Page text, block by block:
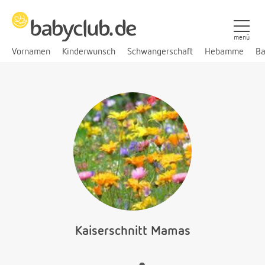
Vornamen Kinderwunsch Schwangerschaft Hebamme
menü
Kaiserschnitt Mamas